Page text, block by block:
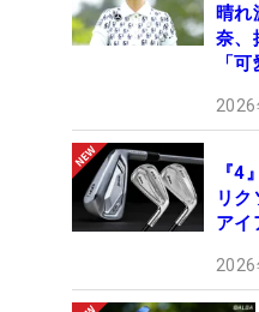
晴れ
奈、
「
『4
リ
アイ